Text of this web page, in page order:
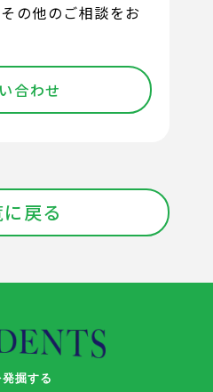
の他のご相談をお
合わせ
戻る
掘する